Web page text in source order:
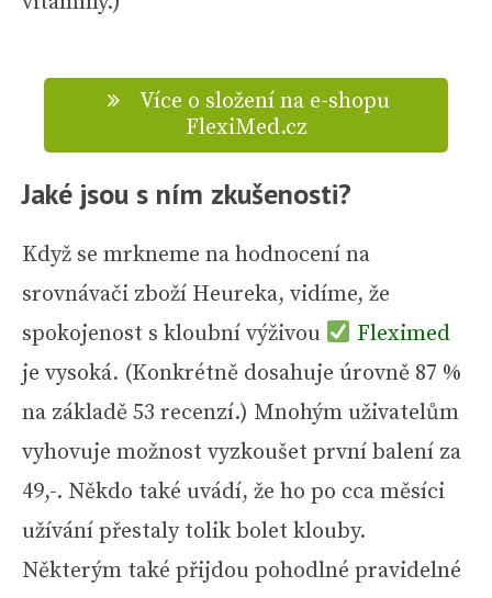
Více o složení na e-shopu
FlexiMed.cz
Jaké jsou s ním zkušenosti?
Když se mrkneme na hodnocení na
srovnávači zboží Heureka, vidíme, že
spokojenost s kloubní výživou
Fleximed
je vysoká. (Konkrétně dosahuje úrovně 87 %
na základě 53 recenzí.) Mnohým uživatelům
vyhovuje možnost vyzkoušet první balení za
49,-. Někdo také uvádí, že ho po cca měsíci
užívání přestaly tolik bolet klouby.
Některým také přijdou pohodlné pravidelné